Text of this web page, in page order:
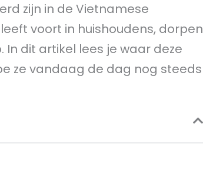
zijn in de Vietnamese
voort in huishoudens, dorpen
dit artikel lees je waar deze
ze vandaag de dag nog steeds